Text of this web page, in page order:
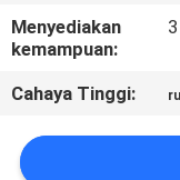
PENAWARAN
SITEMAP
Menyediakan
kemampuan:
Cahaya Tinggi: